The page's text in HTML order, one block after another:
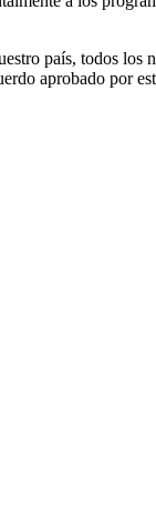
país, todos los
aprobado por